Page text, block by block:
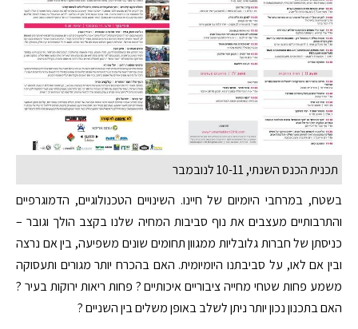
תכנית הכנס השנתי, 10-11 לנובמבר
בשטח, במרחבי היומיום של חיינו. השינויים הטכנולוגיים, הדמוגרפיים
והתרבותיים מעצבים את נוף סביבות המחיה שלנו בקצב הולך וגובר –
כניסתן של חברות גלובליות ממגוון תחומים שונים משפיעה, בין אם נרצה
ובין אם לאו, על סביבתנו היומיומית. האם בהכרח יותר מגורים ותעסוקה
משמע פחות שטחי מחייה ציבוריים איכותיים ? פחות ריאות ירוקות בעיר ?
האם בתכנון נכון יותר ניתן לשלב באופן משלים בין השניים ?